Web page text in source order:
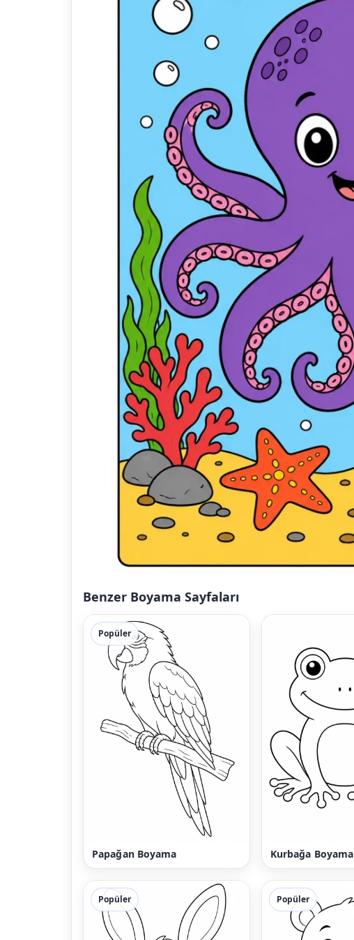
Benzer Boyama Sayfaları
Popüler
Papağan Boyama Kurbağa Boyama
Popüler Popüler